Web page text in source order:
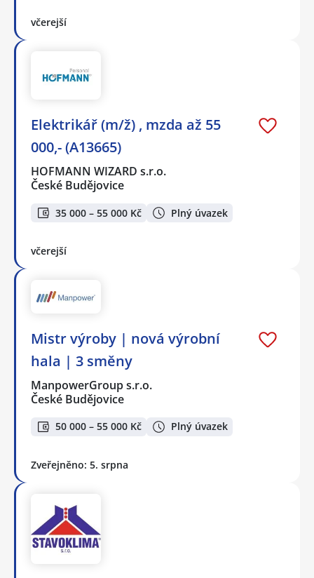
včerejší
Elektrikář (m/ž) , mzda až 55
000,- (A13665)
HOFMANN WIZARD s.r.o.
České Budějovice
35 000 – 55 000 Kč Plný úvazek
včerejší
Mistr výroby | nová výrobní
hala | 3 směny
ManpowerGroup s.r.o.
České Budějovice
50 000 – 55 000 Kč Plný úvazek
Zveřejněno: 5. srpna